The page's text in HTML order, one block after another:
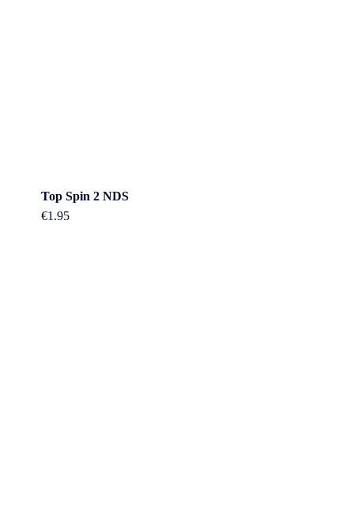
Top Spin 2 NDS
€1.95